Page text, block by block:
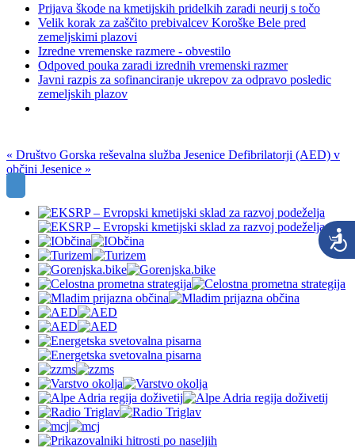
Prijava škode na kmetijskih pridelkih zaradi neurij s točo
Velik korak za zaščito prebivalcev Koroške Bele pred
zemeljskimi plazovi
Izredne vremenske razmere - obvestilo
Odpoved pouka zaradi izrednih vremenski razmer
Javni razpis za sofinanciranje ukrepov za odpravo posledic
zemeljskih plazov
« Društvo Gorska reševalna služba Jesenice Defibrilatorji (AED) v
občini Jesenice »